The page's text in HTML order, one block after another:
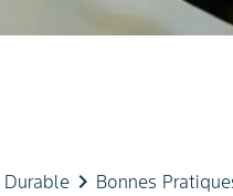
Durablekeyboard_arrow_right Bonnes